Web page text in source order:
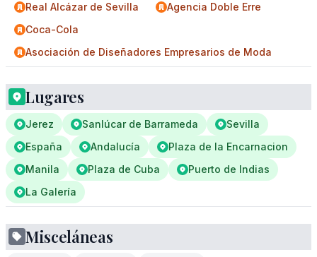
Real Alcázar de Sevilla
Agencia Doble Erre
Coca-Cola
Asociación de Diseñadores Empresarios de Moda
Lugares
Jerez Sanlúcar de Barrameda
Sevilla
España
Andalucía
Plaza de la Encarnacion
Manila
Plaza de Cuba
Puerto de Indias
La Galería
Misceláneas